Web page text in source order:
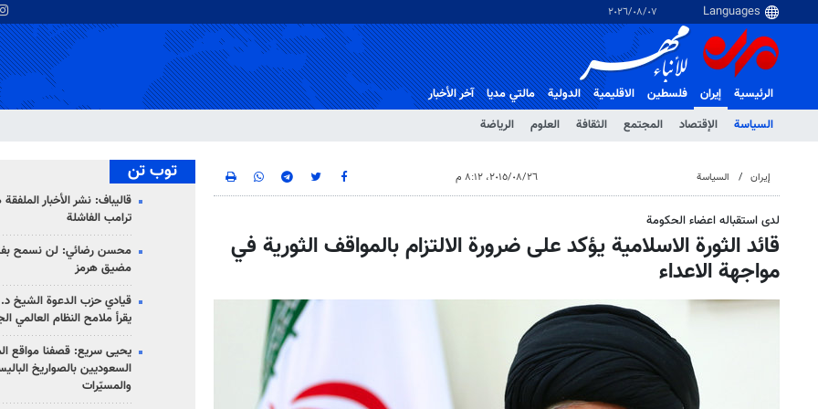
٠٧‏/٠٨‏/٢٠٢٦
الرئيسية
إيران
السياسة
الإقتصاد المجتمع الثقافة العلوم الرياضة
فلسطین الاقلیمیة الدولية مالتي مدیا آخر الأخبار
إيران السياسة ٢٦‏/٠٨‏/٢٠١٥، ٨:١٢ م
لدى استقباله اعضاء الحكومة
قائد الثورة الاسلامية يؤكد على ضرورة الالتزام بالمواقف الثورية في
مواجهة الاعداء
توب تن
قاليباف: نشر الأخبار
ترامب الفاشلة
محسن رضائي: لن نسمح
مضيق هرمز
قيادي حزب الدعوة الشيخ
يقرأ ملامح النظام العالمي
يحيى سريع: قصفنا مواقع
السعوديين بالصواريخ
والمسيّرات